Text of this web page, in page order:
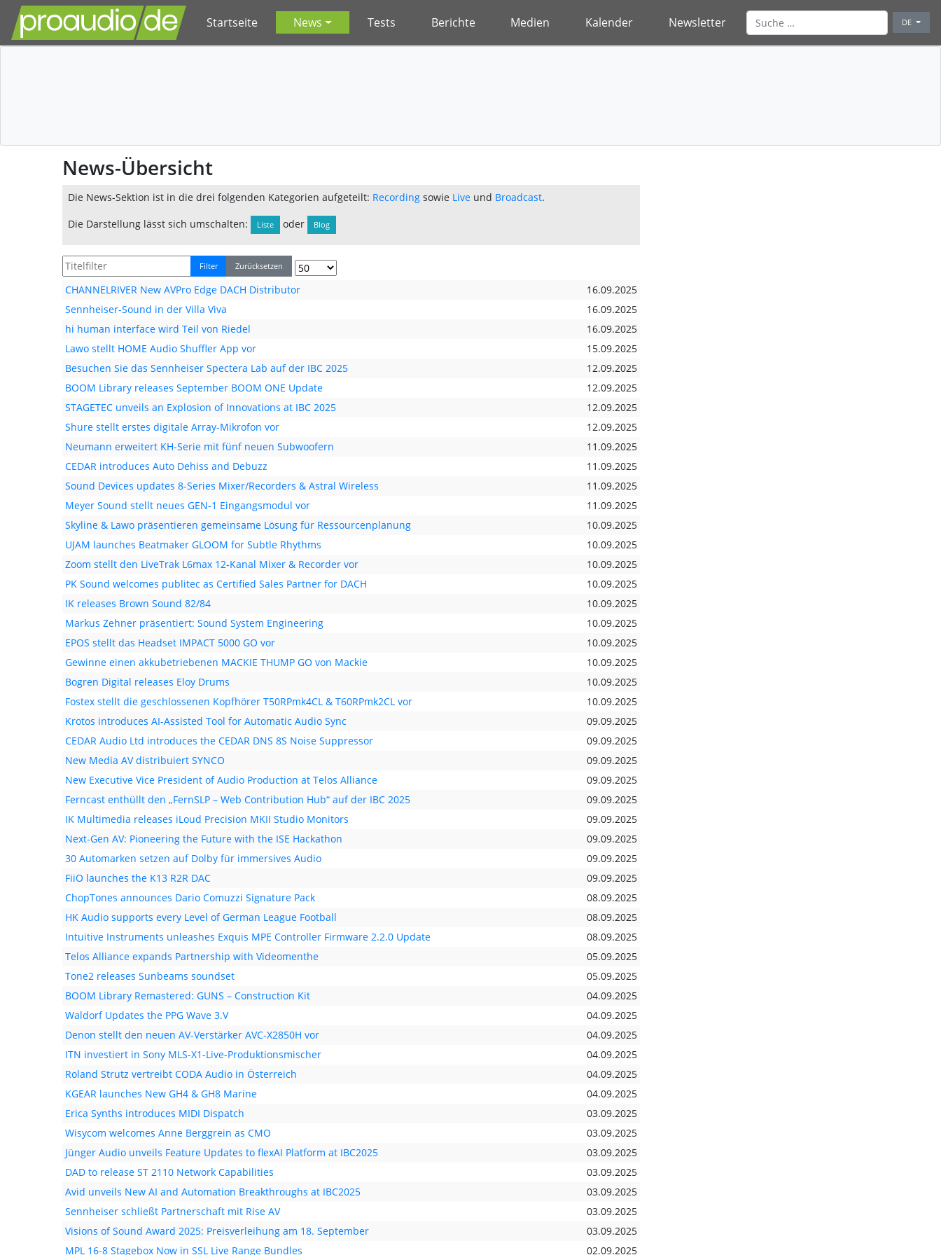
Startseite News Tests Berichte Medien Kalender Newsletter DE
News-Übersicht
Die News-Sektion ist in die drei folgenden Kategorien aufgeteilt: Recordingsowie Liveund Broadcast.
Die Darstellung lässt sich umschalten:
Liste oder Blog
Filter Zurücksetzen
CHANNELRIVER New AVPro Edge DACH Distributor
16.09.2025
Sennheiser-Sound in der Villa Viva
16.09.2025
hi human interface wird Teil von Riedel
16.09.2025
Lawo stellt HOME Audio Shuffler App vor
15.09.2025
Besuchen Sie das Sennheiser Spectera Lab auf der IBC 2025
12.09.2025
BOOM Library releases September BOOM ONE Update
12.09.2025
STAGETEC unveils an Explosion of Innovations at IBC 2025
12.09.2025
Shure stellt erstes digitale Array-Mikrofon vor
12.09.2025
Neumann erweitert KH-Serie mit fünf neuen Subwoofern
11.09.2025
CEDAR introduces Auto Dehiss and Debuzz
11.09.2025
Sound Devices updates 8-Series Mixer/Recorders & Astral Wireless
11.09.2025
Meyer Sound stellt neues GEN-1 Eingangsmodul vor
11.09.2025
Skyline & Lawo präsentieren gemeinsame Lösung für Ressourcenplanung
10.09.2025
UJAM launches Beatmaker GLOOM for Subtle Rhythms
10.09.2025
Zoom stellt den LiveTrak L6max 12-Kanal Mixer & Recorder vor
10.09.2025
PK Sound welcomes publitec as Certified Sales Partner for DACH
10.09.2025
IK releases Brown Sound 82/84
10.09.2025
Markus Zehner präsentiert: Sound System Engineering
10.09.2025
EPOS stellt das Headset IMPACT 5000 GO vor
10.09.2025
Gewinne einen akkubetriebenen MACKIE THUMP GO von Mackie
10.09.2025
Bogren Digital releases Eloy Drums
10.09.2025
Fostex stellt die geschlossenen Kopfhörer T50RPmk4CL & T60RPmk2CL vor
10.09.2025
Krotos introduces AI-Assisted Tool for Automatic Audio Sync
09.09.2025
CEDAR Audio Ltd introduces the CEDAR DNS 8S Noise Suppressor
09.09.2025
New Media AV distribuiert SYNCO
09.09.2025
New Executive Vice President of Audio Production at Telos Alliance
09.09.2025
Ferncast enthüllt den „FernSLP – Web Contribution Hub“ auf der IBC 2025
09.09.2025
IK Multimedia releases iLoud Precision MKII Studio Monitors
09.09.2025
Next-Gen AV: Pioneering the Future with the ISE Hackathon
09.09.2025
30 Automarken setzen auf Dolby für immersives Audio
09.09.2025
FiiO launches the K13 R2R DAC
09.09.2025
ChopTones announces Dario Comuzzi Signature Pack
08.09.2025
HK Audio supports every Level of German League Football
08.09.2025
Intuitive Instruments unleashes Exquis MPE Controller Firmware 2.2.0 Update
08.09.2025
Telos Alliance expands Partnership with Videomenthe
05.09.2025
Tone2 releases Sunbeams soundset
05.09.2025
BOOM Library Remastered: GUNS – Construction Kit
04.09.2025
Waldorf Updates the PPG Wave 3.V
04.09.2025
Denon stellt den neuen AV-Verstärker AVC-X2850H vor
04.09.2025
ITN investiert in Sony MLS-X1-Live-Produktionsmischer
04.09.2025
Roland Strutz vertreibt CODA Audio in Österreich
04.09.2025
KGEAR launches New GH4 & GH8 Marine
04.09.2025
Erica Synths introduces MIDI Dispatch
03.09.2025
Wisycom welcomes Anne Berggrein as CMO
03.09.2025
Jünger Audio unveils Feature Updates to flexAI Platform at IBC2025
03.09.2025
DAD to release ST 2110 Network Capabilities
03.09.2025
Avid unveils New AI and Automation Breakthroughs at IBC2025
03.09.2025
Sennheiser schließt Partnerschaft mit Rise AV
03.09.2025
Visions of Sound Award 2025: Preisverleihung am 18. September
03.09.2025
MPL 16-8 Stagebox Now in SSL Live Range Bundles
02.09.2025